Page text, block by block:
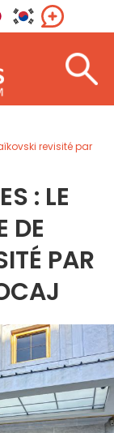
revisité par
: LE
DE
PAR